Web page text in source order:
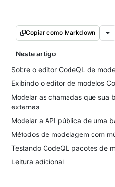
Copiar como Markdown
Neste artigo
Sobre o editor CodeQL de
Exibindo o editor de modelos
Modelar as chamadas que sua
externas
Modelar a API pública de uma
Métodos de modelagem com
Testando CodeQL pacotes de
Leitura adicional